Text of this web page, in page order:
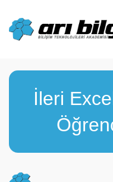
content
İleri